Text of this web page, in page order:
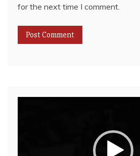
for the next time I comment.